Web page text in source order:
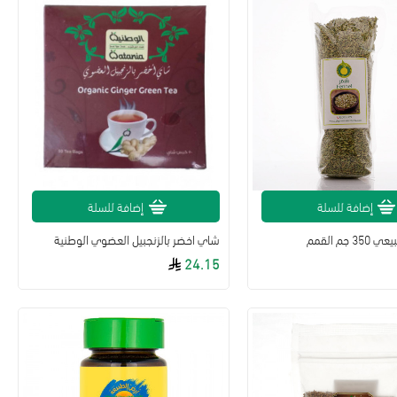
القمم
إضافة للسلة
شاي اخضر بالزنجبيل العضوي الوطنية
24.15
إضافة للسلة